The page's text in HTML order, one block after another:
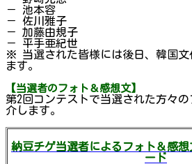
－ 池本容
－ 佐川雅子
－ 加藤由規子
－ 平手亜紀世
※ 当選された皆様には後日、韓国文
ます。
【当選者のフォト＆感想文】
第2回コンテストで当選された方々
介します。
納豆チゲ当選者によるフォト＆感
ード